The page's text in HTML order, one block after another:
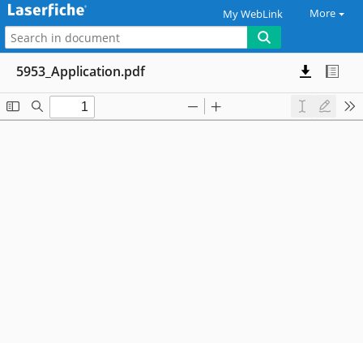
My WebLink More
5953_Application.pdf